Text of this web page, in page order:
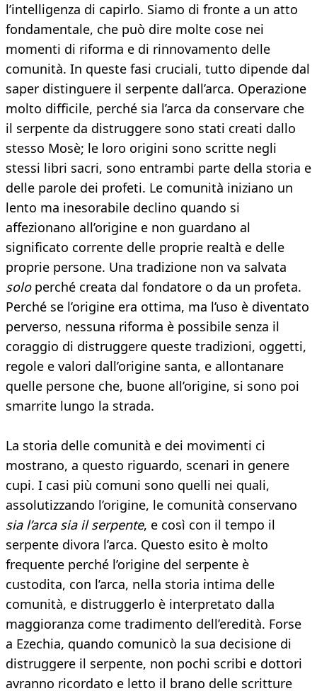
l’intelligenza di capirlo. Siamo di fronte a un atto
fondamentale, che può dire molte cose nei
momenti di riforma e di rinnovamento delle
comunità. In queste fasi cruciali, tutto dipende dal
saper distinguere il serpente dall’arca. Operazione
molto difficile, perché sia l’arca da conservare che
il serpente da distruggere sono stati creati dallo
stesso Mosè; le loro origini sono scritte negli
stessi libri sacri, sono entrambi parte della storia e
delle parole dei profeti. Le comunità iniziano un
lento ma inesorabile declino quando si
affezionano all’origine e non guardano al
significato corrente delle proprie realtà e delle
proprie persone. Una tradizione non va salvata
soloperché creata dal fondatore o da un profeta.
Perché se l’origine era ottima, ma l’uso è diventato
perverso, nessuna riforma è possibile senza il
coraggio di distruggere queste tradizioni, oggetti,
regole e valori dall’origine santa, e allontanare
quelle persone che, buone all’origine, si sono poi
smarrite lungo la strada.
La storia delle comunità e dei movimenti ci
mostrano, a questo riguardo, scenari in genere
cupi. I casi più comuni sono quelli nei quali,
assolutizzando l’origine, le comunità conservano
sia l’arca sia il serpente, e così con il tempo il
serpente divora l’arca. Questo esito è molto
frequente perché l’origine del serpente è
custodita, con l’arca, nella storia intima delle
comunità, e distruggerlo è interpretato dalla
maggioranza come tradimento dell’eredità. Forse
a Ezechia, quando comunicò la sua decisione di
distruggere il serpente, non pochi scribi e dottori
avranno ricordato e letto il brano delle scritture